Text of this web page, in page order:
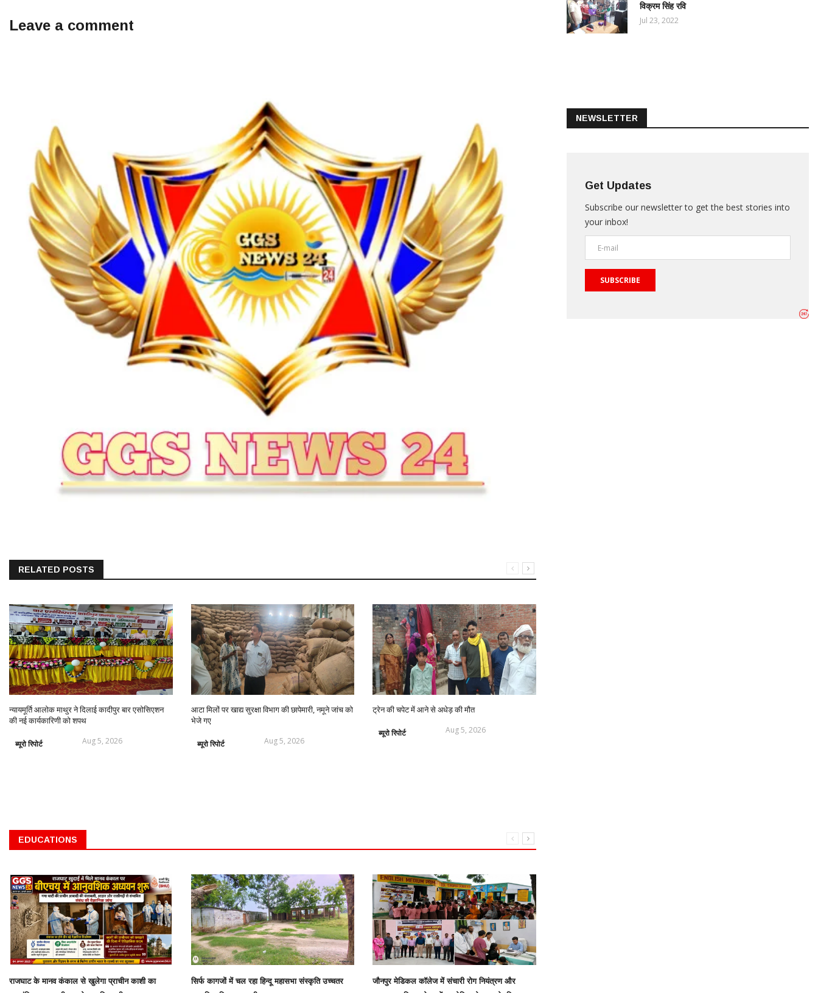
Leave a comment
RELATED POSTS
न्यायमूर्ति आलोक माथुर ने दिलाई कादीपुर बार एसोसिएशन
की नई कार्यकारिणी को शपथ
ब्यूरो रिपोर्ट Aug 5, 2026
आटा मिलों पर खाद्य सुरक्षा विभाग की छापेमारी, नमूने जांच को
भेजे गए
ब्यूरो रिपोर्ट Aug 5, 2026
ट्रेन की चपेट में आने से अधेड़ की मौत
ब्यूरो रिपोर्ट Aug 5, 2026
EDUCATIONS
राजघाट के मानव कंकाल से खुलेगा प्राचीन काशी का
सिर्फ कागजों में चल रहा हिन्दू महासभा संस्कृति उच्चतर
जौनपुर मेडिकल कॉलेज में संचारी रोग नियंत्रण और
ताज़ातरीन खबरें
विक्रम सिंह रवि
Jul 23, 2022
NEWSLETTER
Get Updates
Subscribe our newsletter to get the best stories into
your inbox!
SUBSCRIBE